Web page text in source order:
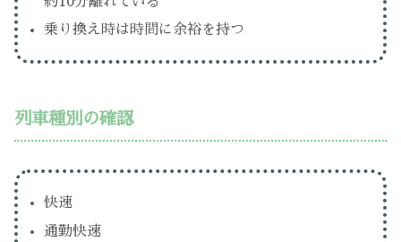
乗り換え時は時間に余裕を持つ
列車種別の確認
快速
通勤快速